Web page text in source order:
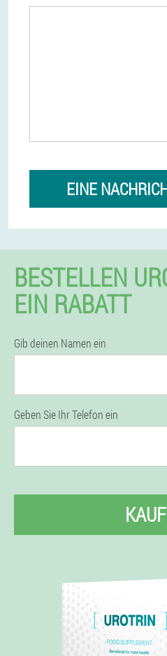
EINE
BESTELLEN
EIN RABATT
Gib deinen Namen ein
Geben Sie Ihr Telefon ein